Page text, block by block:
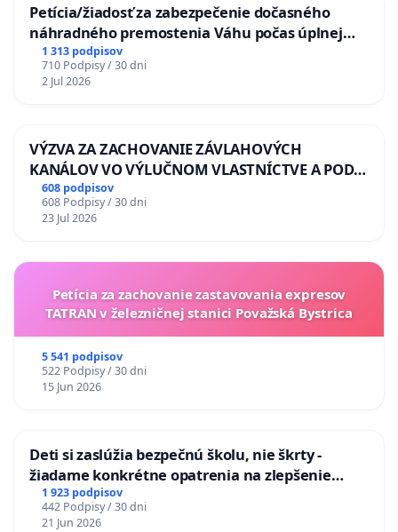
Petícia/žiadosť za zabezpečenie dočasného
náhradného premostenia Váhu počas úplnej
uzávery Vážskeho mosta v Komárne
1 313 podpisov
710 Podpisy / 30 dni
2 Jul 2026
VÝZVA ZA ZACHOVANIE ZÁVLAHOVÝCH
KANÁLOV VO VÝLUČNOM VLASTNÍCTVE A POD
KONTROLOU SLOVENSKEJ REPUBLIKY & žiadosť
na riešenie zanedbaného stavu závlahových a
odvodňovacích kanálov na Slovensku
608 podpisov
608 Podpisy / 30 dni
23 Jul 2026
Petícia za zachovanie zastavovania expresov
TATRAN v železničnej stanici Považská Bystrica
5 541 podpisov
522 Podpisy / 30 dni
15 Jun 2026
Deti si zaslúžia bezpečnú školu, nie škrty -
žiadame konkrétne opatrenia na zlepšenie
situácie v školstve
1 923 podpisov
442 Podpisy / 30 dni
21 Jun 2026